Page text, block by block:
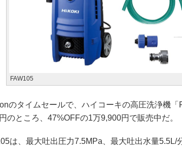
FAW105
のタイムセールで、ハイコーキの高圧洗浄機
のところ、47%OFFの1万9,900円で販売中だ。
は、最大吐出圧力7.5MPa、最大吐出水量5.5L/